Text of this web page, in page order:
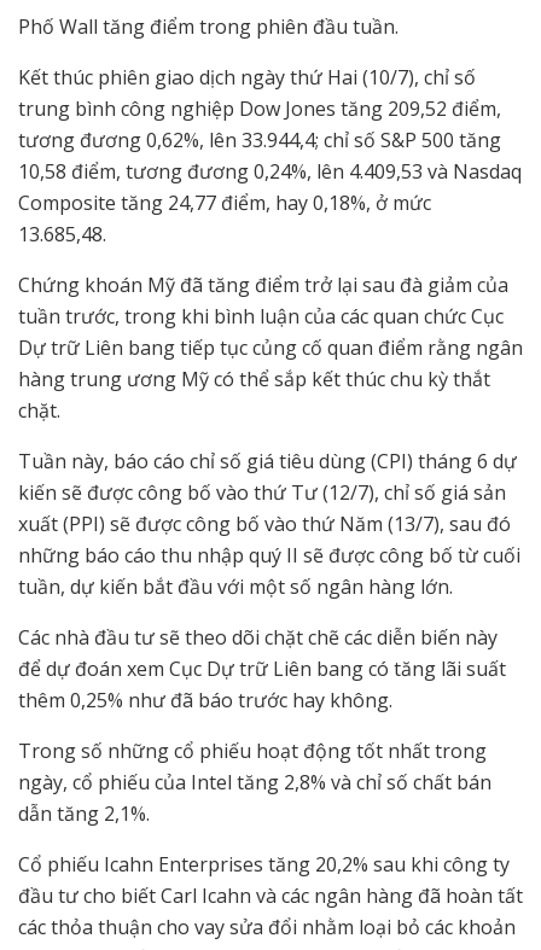
Phố Wall tăng điểm trong phiên đầu tuần.
Kết thúc phiên giao dịch ngày thứ Hai (10/7), chỉ số
trung bình công nghiệp Dow Jones tăng 209,52 điểm,
tương đương 0,62%, lên 33.944,4; chỉ số S&P 500 tăng
10,58 điểm, tương đương 0,24%, lên 4.409,53 và Nasdaq
Composite tăng 24,77 điểm, hay 0,18%, ở mức
13.685,48.
Chứng khoán Mỹ đã tăng điểm trở lại sau đà giảm của
tuần trước, trong khi bình luận của các quan chức Cục
Dự trữ Liên bang tiếp tục củng cố quan điểm rằng ngân
hàng trung ương Mỹ có thể sắp kết thúc chu kỳ thắt
chặt.
Tuần này, báo cáo chỉ số giá tiêu dùng (CPI) tháng 6 dự
kiến sẽ được công bố vào thứ Tư (12/7), chỉ số giá sản
xuất (PPI) sẽ được công bố vào thứ Năm (13/7), sau đó
những báo cáo thu nhập quý II sẽ được công bố từ cuối
tuần, dự kiến bắt đầu với một số ngân hàng lớn.
Các nhà đầu tư sẽ theo dõi chặt chẽ các diễn biến này
để dự đoán xem Cục Dự trữ Liên bang có tăng lãi suất
thêm 0,25% như đã báo trước hay không.
Trong số những cổ phiếu hoạt động tốt nhất trong
ngày, cổ phiếu của Intel tăng 2,8% và chỉ số chất bán
dẫn tăng 2,1%.
Cổ phiếu Icahn Enterprises tăng 20,2% sau khi công ty
đầu tư cho biết Carl Icahn và các ngân hàng đã hoàn tất
các thỏa thuận cho vay sửa đổi nhằm loại bỏ các khoản